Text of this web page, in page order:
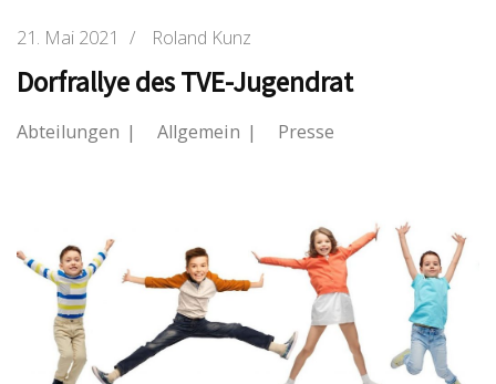
21. Mai 2021 / Roland Kunz
Dorfrallye des TVE-Jugendrat
Abteilungen Allgemein Presse